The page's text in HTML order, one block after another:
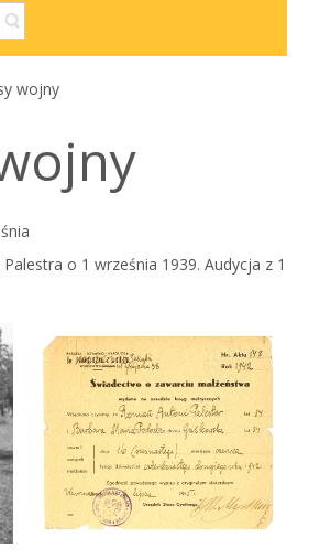
wojny
o 1 września 1939. Audycja z 1